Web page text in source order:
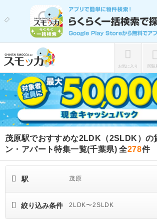
お気に入り 閲覧
茂原駅でおすすめな2LDK（2SLDK）の
ン・アパート特集一覧(千葉県)全278件
駅 茂原
絞り込み条件 2LDK〜2SLDK